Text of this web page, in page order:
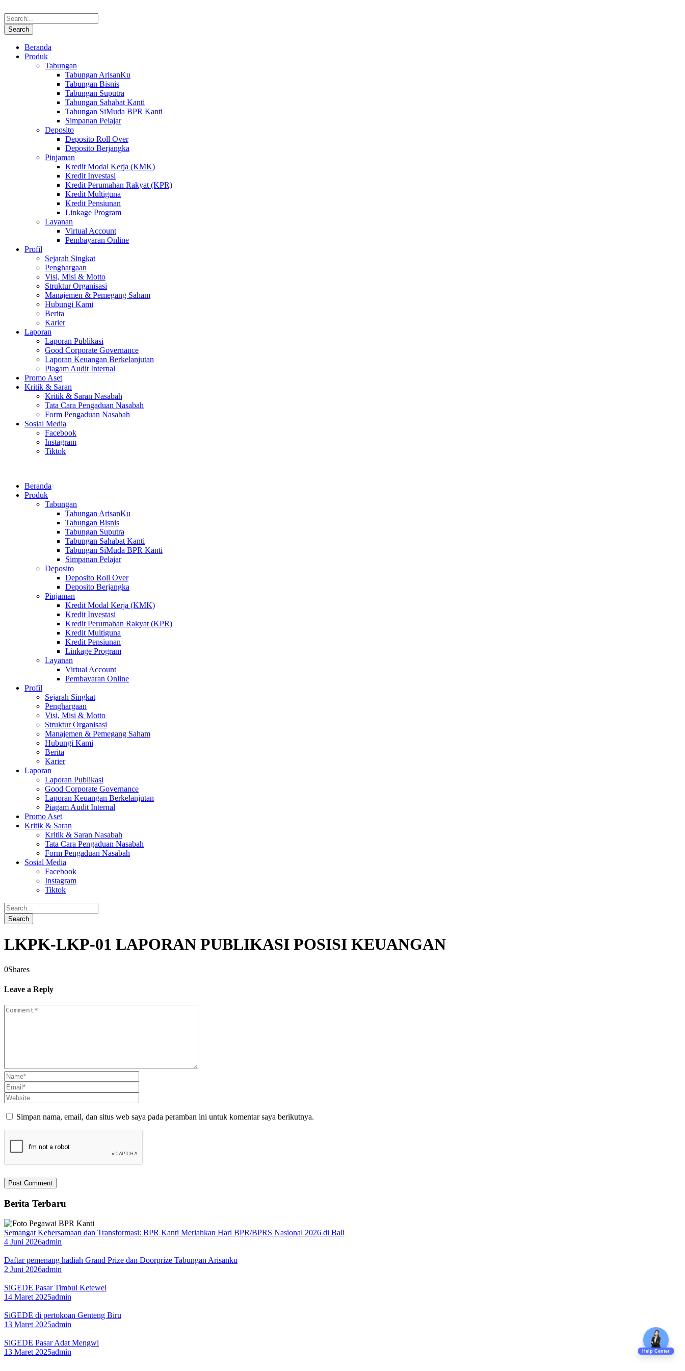
Beranda
Produk
Tabungan
Tabungan ArisanKu
Tabungan Bisnis
Tabungan Suputra
Tabungan Sahabat Kanti
Tabungan SiMuda BPR Kanti
Simpanan Pelajar
Deposito
Deposito Roll Over
Deposito Berjangka
Pinjaman
Kredit Modal Kerja (KMK)
Kredit Investasi
Kredit Perumahan Rakyat (KPR)
Kredit Multiguna
Kredit Pensiunan
Linkage Program
Layanan
Virtual Account
Pembayaran Online
Profil
Sejarah Singkat
Penghargaan
Visi, Misi & Motto
Struktur Organisasi
Manajemen & Pemegang Saham
Hubungi Kami
Berita
Karier
Laporan
Laporan Publikasi
Good Corporate Governance
Laporan Keuangan Berkelanjutan
Piagam Audit Internal
Promo Aset
Kritik & Saran
Kritik & Saran Nasabah
Tata Cara Pengaduan Nasabah
Form Pengaduan Nasabah
Sosial Media
Facebook
Instagram
Tiktok
Beranda
Produk
Tabungan
Tabungan ArisanKu
Tabungan Bisnis
Tabungan Suputra
Tabungan Sahabat Kanti
Tabungan SiMuda BPR Kanti
Simpanan Pelajar
Deposito
Deposito Roll Over
Deposito Berjangka
Pinjaman
Kredit Modal Kerja (KMK)
Kredit Investasi
Kredit Perumahan Rakyat (KPR)
Kredit Multiguna
Kredit Pensiunan
Linkage Program
Layanan
Virtual Account
Pembayaran Online
Profil
Sejarah Singkat
Penghargaan
Visi, Misi & Motto
Struktur Organisasi
Manajemen & Pemegang Saham
Hubungi Kami
Berita
Karier
Laporan
Laporan Publikasi
Good Corporate Governance
Laporan Keuangan Berkelanjutan
Piagam Audit Internal
Promo Aset
Kritik & Saran
Kritik & Saran Nasabah
Tata Cara Pengaduan Nasabah
Form Pengaduan Nasabah
Sosial Media
Facebook
Instagram
Tiktok
LKPK-LKP-01 LAPORAN PUBLIKASI POSISI KEUANGAN
0Shares
Leave a Reply
Simpan nama, email, dan situs web saya pada peramban ini untuk komentar saya berikutnya.
Berita Terbaru
Semangat Kebersamaan dan Transformasi: BPR Kanti Meriahkan Hari BPR/BPRS Nasional 2026 di Bali
4 Juni 2026admin
Daftar pemenang hadiah Grand Prize dan Doorprize Tabungan Arisanku
2 Juni 2026admin
SiGEDE Pasar Timbul Ketewel
14 Maret 2025admin
SiGEDE di pertokoan Genteng Biru
13 Maret 2025admin
SiGEDE Pasar Adat Mengwi
13 Maret 2025admin